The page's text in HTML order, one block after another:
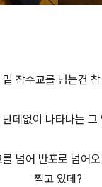
밑 잠수교를 넘는건
데없이 나타나는 그
넘어 반포로 넘어
찍고 있데?